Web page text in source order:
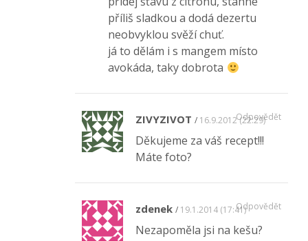
příliš sladkou a dodá dezertu
neobvyklou svěží chuť.
já to dělám i s mangem místo
avokáda, taky dobrota
ZIVYZIVOT 16.9.2012 (22:29)
Děkujeme za váš recept!!!
Máte foto?
Odpovědět
zdenek 19.1.2014 (17:41)
Nezapoměla jsi na kešu?
Odpovědět